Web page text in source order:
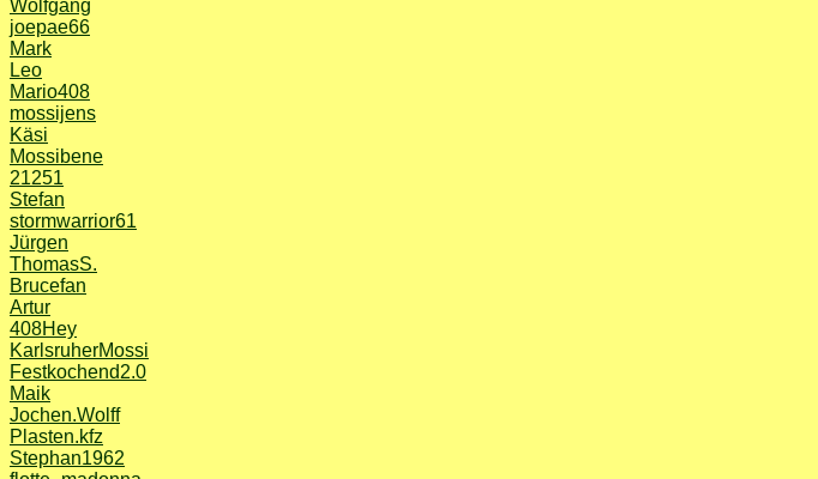
Wolfgang
joepae66
Mark
Leo
Mario408
mossijens
Käsi
Mossibene
21251
Stefan
stormwarrior61
Jürgen
ThomasS.
Brucefan
Artur
408Hey
KarlsruherMossi
Festkochend2.0
Maik
Jochen.Wolff
Plasten.kfz
Stephan1962